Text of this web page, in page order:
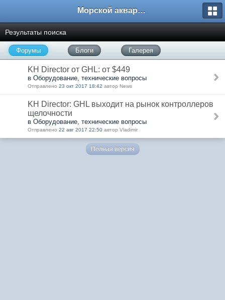
Морской аквариум. Форумы ReefCentral.ru
Результаты поиска
Форумы Блоги Галерея
KH Director от GHL: от $449
в Оборудование, технические вопросы
Отправлено 23 окт 2017 18:42 автор News
KH Director: GHL выходит на рынок контроллеров
щелочности
в Оборудование, технические вопросы
Отправлено 22 авг 2017 22:50 автор Vladimir
Полная версия